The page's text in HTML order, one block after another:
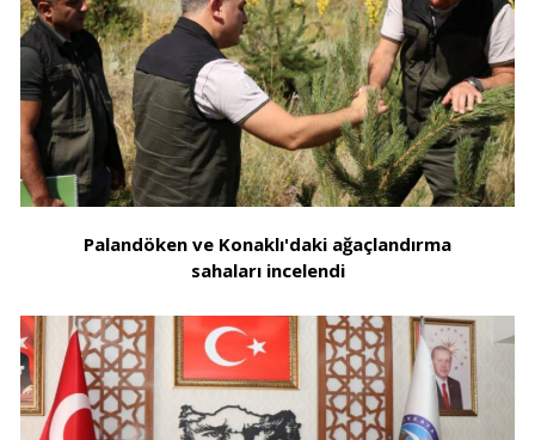
Palandöken ve Konaklı'daki ağaçlandırma
sahaları incelendi